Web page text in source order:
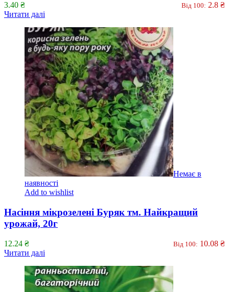
3.40 ₴ Від 100: 2.8 ₴
Читати далі
Немає в
наявності
Add to wishlist
Насіння мікрозелені Буряк тм. Найкращий
урожай, 20г
12.24 ₴ Від 100: 10.08 ₴
Читати далі